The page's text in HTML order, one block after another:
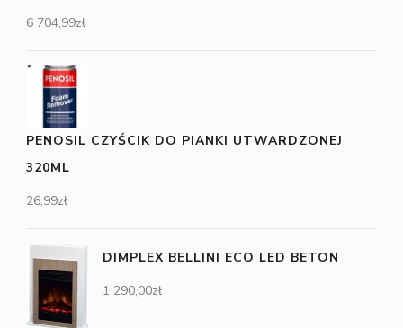
6 704,99zł
PENOSIL CZYŚCIK DO PIANKI UTWARDZONEJ
320ML
26,99zł
DIMPLEX BELLINI ECO LED BETON
1 290,00zł